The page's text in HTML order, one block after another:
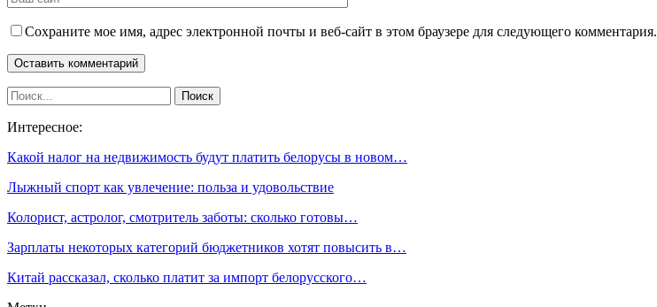
Сохраните мое имя, адрес электронной почты и веб-сайт в этом браузере для следующего комментария.
Интересное:
Какой налог на недвижимость будут платить белорусы в новом…
Лыжный спорт как увлечение: польза и удовольствие
Колорист, астролог, смотритель заботы: сколько готовы…
Зарплаты некоторых категорий бюджетников хотят повысить в…
Китай рассказал, сколько платит за импорт белорусского…